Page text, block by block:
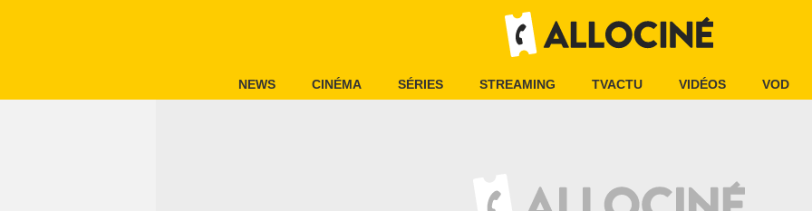
NEWS CINÉMA SÉRIES STREAMING TVACTU VIDÉOS VOD